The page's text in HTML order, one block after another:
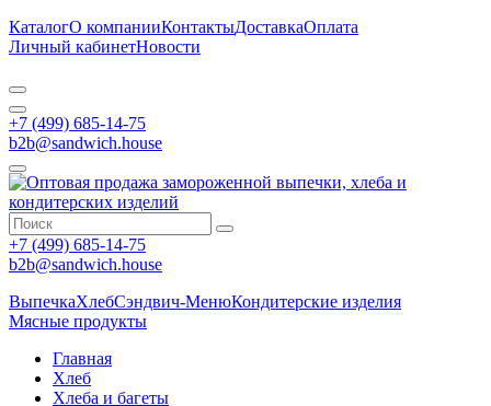
КаталогО компанииКонтактыДоставкаОплата
Личный кабинетНовости
+7 (499) 685-14-75
b2b@sandwich.house
+7 (499) 685-14-75
b2b@sandwich.house
ВыпечкаХлебСэндвич-МенюКондитерские изделия
Мясные продукты
Главная
Хлеб
Хлеба и багеты